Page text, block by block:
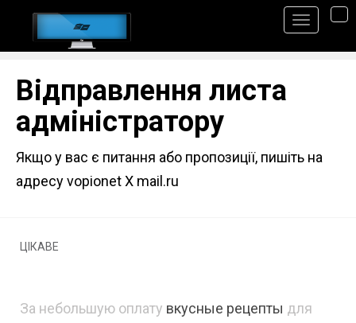
Відправлення листа
адміністратору
Якщо у вас є питання або пропозиції, пишіть на
адресуvopionet X mail.ru
ЦІКАВЕ
За небольшую оплату вкусные рецепты для